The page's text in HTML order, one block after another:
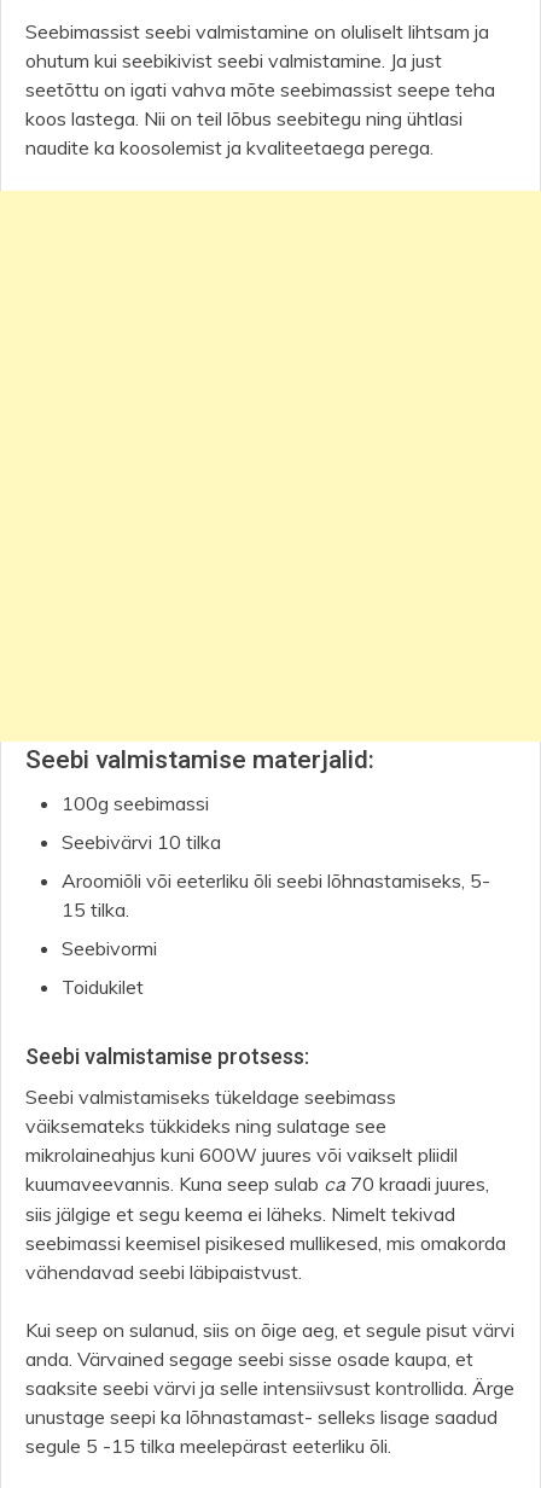
Seebimassist seebi valmistamine on oluliselt lihtsam ja
ohutum kui seebikivist seebi valmistamine. Ja just
seetõttu on igati vahva mõte seebimassist seepe teha
koos lastega. Nii on teil lõbus seebitegu ning ühtlasi
naudite ka koosolemist ja kvaliteetaega perega.
Seebi valmistamise materjalid:
100g seebimassi
Seebivärvi 10 tilka
Aroomiõli või eeterliku õli seebi lõhnastamiseks, 5-
15 tilka.
Seebivormi
Toidukilet
Seebi valmistamise protsess:
Seebi valmistamiseks tükeldage seebimass
väiksemateks tükkideks ning sulatage see
mikrolaineahjus kuni 600W juures või vaikselt pliidil
kuumaveevannis. Kuna seep sulab ca 70 kraadi juures,
siis jälgige et segu keema ei läheks. Nimelt tekivad
seebimassi keemisel pisikesed mullikesed, mis omakorda
vähendavad seebi läbipaistvust.
Kui seep on sulanud, siis on õige aeg, et segule pisut värvi
anda. Värvained segage seebi sisse osade kaupa, et
saaksite seebi värvi ja selle intensiivsust kontrollida. Ärge
unustage seepi ka lõhnastamast- selleks lisage saadud
segule 5 -15 tilka meelepärast eeterliku õli.